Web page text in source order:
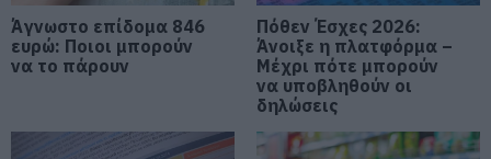
05.08.2026 | 19:00
Κρίσιμες ώρες για άνδρα που
τραυματίστηκε σε τροχαίο στην
05.08.2026 | 18:40
Άγνωστο επίδομα 846
ευρώ: Ποιοι μπορούν
να το πάρουν
Πόθεν Έσχες 2026:
Άνοιξε η πλατφόρμα –
Μέχρι πότε μπορούν
να υποβληθούν οι
δηλώσεις